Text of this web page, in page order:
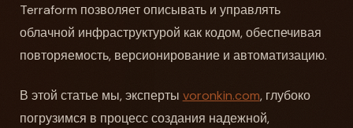
Terraform позволяет описывать и управлять
облачной инфраструктурой как кодом, обеспечивая
повторяемость, версионирование и автоматизацию.
В этой статье мы, эксперты voronkin.com, глубоко
погрузимся в процесс создания надежной,